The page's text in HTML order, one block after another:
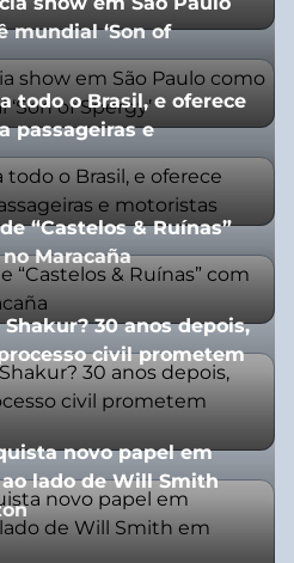
mundial ‘Son of
todo o Brasil, e oferece
passageiras e
“Castelos & Ruínas”
Maracaña
30 anos depois,
civil prometem
novo papel em
lado de Will Smith